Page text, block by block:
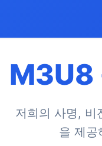
M3U8
저희의 사명, 비
을 제공